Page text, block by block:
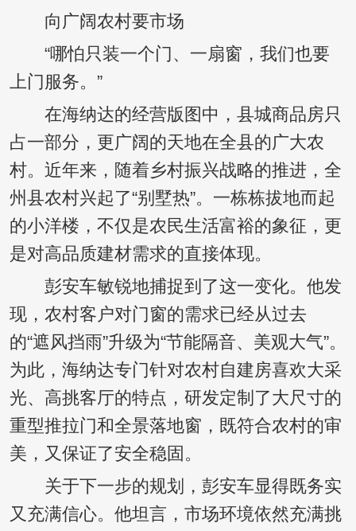
向广阔农村要市场
“哪怕只装一个门、一扇窗，我们也要
上门服务。”
在海纳达的经营版图中，县城商品房只
占一部分，更广阔的天地在全县的广大农
村。近年来，随着乡村振兴战略的推进，全
州县农村兴起了“别墅热”。一栋栋拔地而起
的小洋楼，不仅是农民生活富裕的象征，更
是对高品质建材需求的直接体现。
彭安车敏锐地捕捉到了这一变化。他发
现，农村客户对门窗的需求已经从过去
的“遮风挡雨”升级为“节能隔音、美观大气”。
为此，海纳达专门针对农村自建房喜欢大采
光、高挑客厅的特点，研发定制了大尺寸的
重型推拉门和全景落地窗，既符合农村的审
美，又保证了安全稳固。
关于下一步的规划，彭安车显得既务实
又充满信心。他坦言，市场环境依然充满挑